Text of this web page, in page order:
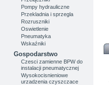
Pompy hydrauliczne
Przekladnia i sprzegla
Rozruszniki
Oswietlenie
Pneumatyka
Wskaźniki
Gospodarstwo
Czesci zamienne BPW do
instalacji pneumatycznej
Wysokocisnieniowe
urzadzenia czyszczace